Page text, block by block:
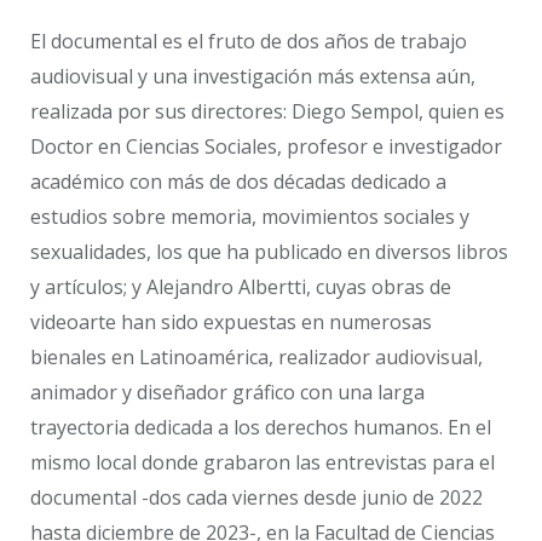
El documental es el fruto de dos años de trabajo
audiovisual y una investigación más extensa aún,
realizada por sus directores: Diego Sempol, quien es
Doctor en Ciencias Sociales, profesor e investigador
académico con más de dos décadas dedicado a
estudios sobre memoria, movimientos sociales y
sexualidades, los que ha publicado en diversos libros
y artículos; y Alejandro Albertti, cuyas obras de
videoarte han sido expuestas en numerosas
bienales en Latinoamérica, realizador audiovisual,
animador y diseñador gráfico con una larga
trayectoria dedicada a los derechos humanos. En el
mismo local donde grabaron las entrevistas para el
documental -dos cada viernes desde junio de 2022
hasta diciembre de 2023-, en la Facultad de Ciencias